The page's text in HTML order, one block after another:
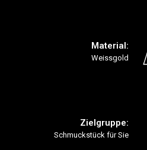
Material:
Weissgold
Zielgruppe:
Schmuckstück für Sie